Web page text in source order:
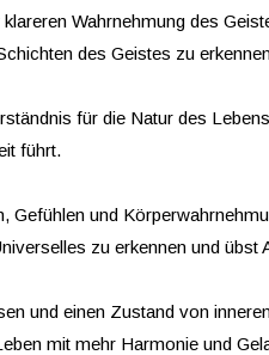
Wahrnehmung des
des Geistes zu
für die Natur des
führt.
Gefühlen und
zu erkennen und übst
und einen Zustand von
mit mehr Harmonie und